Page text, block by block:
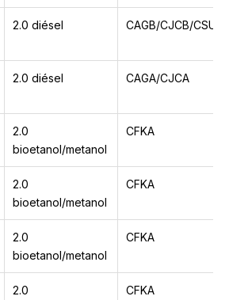
2.0 diésel CAGB/CJCB/CSUB
2.0 diésel CAGA/CJCA
2.0
bioetanol/metanol
CFKA
2.0
bioetanol/metanol
CFKA
2.0
bioetanol/metanol
CFKA
2.0
CFKA